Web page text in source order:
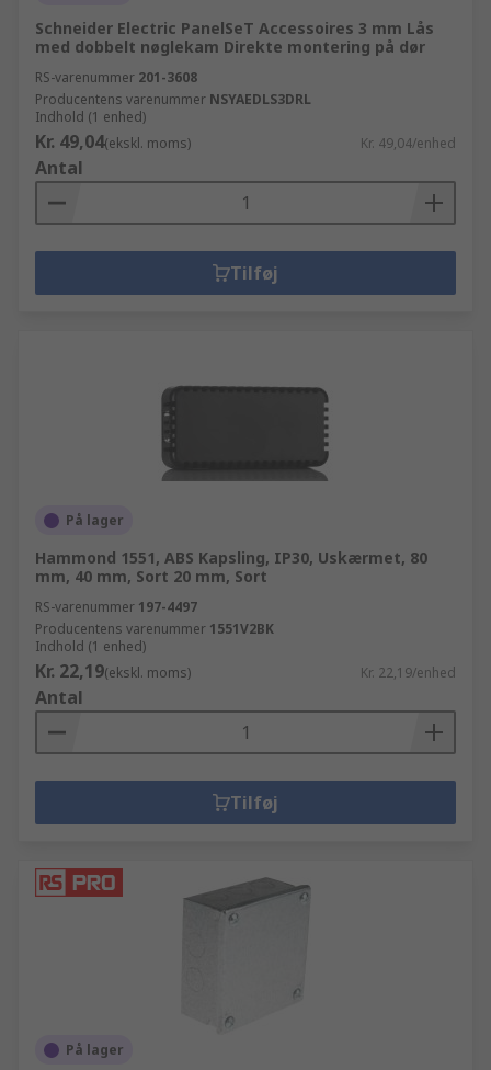
Schneider Electric PanelSeT Accessoires 3 mm Lås
med dobbelt nøglekam Direkte montering på dør
RS-varenummer 201-3608
Producentens varenummer NSYAEDLS3DRL
Indhold (1 enhed)
Kr. 49,04(ekskl. moms) Kr. 49,04/enhed
Antal
Tilføj
På lager
Hammond 1551, ABS Kapsling, IP30, Uskærmet, 80
mm, 40 mm, Sort 20 mm, Sort
RS-varenummer 197-4497
Producentens varenummer 1551V2BK
Indhold (1 enhed)
Kr. 22,19(ekskl. moms) Kr. 22,19/enhed
Antal
Tilføj
På lager